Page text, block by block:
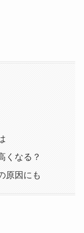
くなる？
原因にも